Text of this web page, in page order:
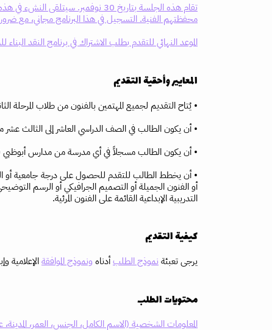
تقام هذه الجلسة بتاريخ 30 نوفمبر.
محفظتهم الفنية. التسجيل في هذا البرنامج مجاني، مع
الموعد النهائي للتقدم بطلب الاشتراك في برنامج النقد البناء للمحفظة
المعايير وأحقية التقديم
• يُتاح التقديم لجميع المهتمين بالفنون من طلاب المرحلة
• أن يكون الطالب في الصف الدراسي العاشر إلى الثالث عشر
• أن يكون الطالب مسجلاً في أي مدرسة من مدارس أبوظبي
• أن يخطط الطالب للتقدم للحصول على درجة جامعية أو
أو الفنون الجميلة أو التصميم الجرافيكي أو الرسم
التدريبية الإبداعية القائمة على الفنون المرئية.
كيفية التقديم
يرجى تعبئة نموذج الطلبأدناه ونموذج الموافقةالإعلامية
محتويات الطلب
المعلومات الشخصية (الاسم الكامل، الجنس، العمر، المدينة،